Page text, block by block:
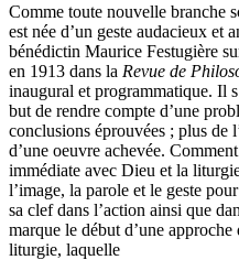
Comme toute nouvelle branche
est née d’un geste audacieux et
bénédictin Maurice Festugière
en 1913 dans la Revue de
inaugural et programmatique. Il
but de rendre compte d’une
conclusions éprouvées ; plus de
d’une oeuvre achevée.
immédiate avec Dieu et la
l’image, la parole et le geste
sa clef dans l’action ainsi que
marque le début d’une
liturgie, laquelle